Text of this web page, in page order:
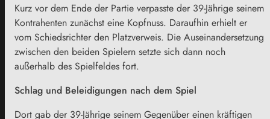
Kurz vor dem Ende der Partie verpasste der 39-Jährige seinem
Kontrahenten zunächst eine Kopfnuss. Daraufhin erhielt er
vom Schiedsrichter den Platzverweis. Die Auseinandersetzung
zwischen den beiden Spielern setzte sich dann noch
außerhalb des Spielfeldes fort.
Schlag und Beleidigungen nach dem Spiel
Dort gab der 39-Jährige seinem Gegenüber einen kräftigen